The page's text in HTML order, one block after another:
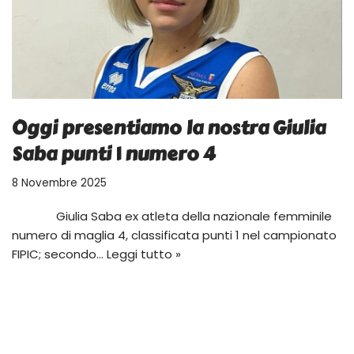
Oggi presentiamo la nostra Giulia
Saba punti 1 numero 4
8 Novembre 2025
Giulia Saba ex atleta della nazionale femminile
numero di maglia 4, classificata punti 1 nel campionato
FIPIC; secondo… Leggi tutto »